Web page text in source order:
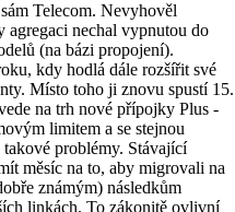
Telecom. Nevyhověl
nechal vypnutou do
(na bázi propojení).
kdy hodlá dále rozšířit své
Místo toho ji znovu spustí 15.
na trh nové přípojky Plus -
limitem a se stejnou
takové problémy. Stávající
měsíc na to, aby migrovali na
známým) následkům
linkách. To zákonitě ovlivní